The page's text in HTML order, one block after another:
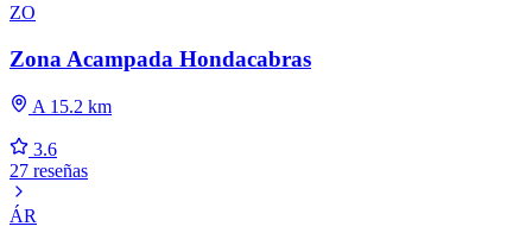
ZO
Zona Acampada Hondacabras
A 15.2 km
3.6
27 reseñas
ÁR